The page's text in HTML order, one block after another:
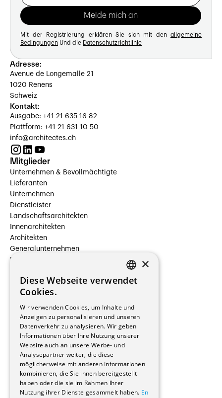
Mit der Registrierung erklären Sie sich mit den allgemeine
Bedingungen Und die Datenschutzrichtlinie
Adresse:
Avenue de Longemalle 21
1020 Renens
Schweiz
Kontakt:
Ausgabe: +41 21 635 16 82
Plattform: +41 21 631 10 50
info@architectes.ch
Mitglieder
Unternehmen & Bevollmächtigte
Lieferanten
Unternehmen
Dienstleister
Landschaftsarchitekten
Innenarchitekten
Architekten
Generalunternehmen
Beauftragte Unternehmen
Hersteller/Lieferanten
Bauherrschaften
Immobilienverwaltungsgesellschaften
Stockwerkeigentum
Reportagen
Wohnungen
Renovierungen
Innere Umbauten
Gastgewerbe und Tourismus
Verwaltungsgebäude und Geschäfte
Schuleinrichtungen
FRENCH
×
Diese Webseite verwendet
Cookies.
Wir verwenden Cookies, um Inhalte und
Anzeigen zu personalisieren und unseren
Datenverkehr zu analysieren. Wir geben
Informationen über Ihre Nutzung unserer
Website auch an unsere Werbe- und
Analysepartner weiter, die diese
möglicherweise mit anderen Informationen
kombinieren, die Sie ihnen bereitgestellt
haben oder die sie im Rahmen Ihrer
Nutzung ihrer Dienste gesammelt haben. En